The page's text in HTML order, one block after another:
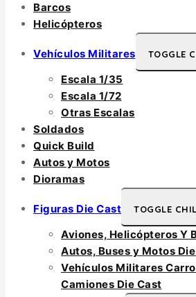
Barcos
Helicópteros
Vehículos Militares TOGGLE
Escala 1/35
Escala 1/72
Otras Escalas
Soldados
Quick Build
Autos y Motos
Dioramas
Figuras Die Cast TOGGLE
Aviones, Helicópteros Y
Autos, Buses y Motos
Vehículos Militares
Camiones Die Cast